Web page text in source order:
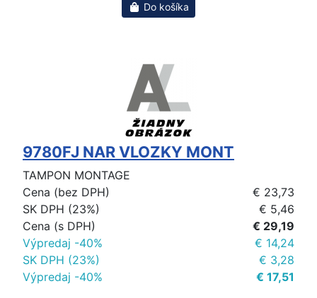
Do košíka
9780FJ NAR VLOZKY MONT
TAMPON MONTAGE
Cena (bez DPH)
€ 23,73
SK DPH (23%)
€ 5,46
Cena (s DPH)
€ 29,19
Výpredaj -40%
€ 14,24
SK DPH (23%)
€ 3,28
Výpredaj -40%
€ 17,51